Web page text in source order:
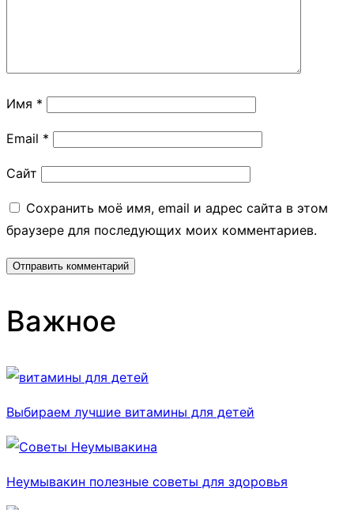
Имя *
Email *
Сайт
Сохранить моё имя, email и адрес сайта в этом
браузере для последующих моих комментариев.
Важное
Выбираем лучшие витамины для детей
Неумывакин полезные советы для здоровья